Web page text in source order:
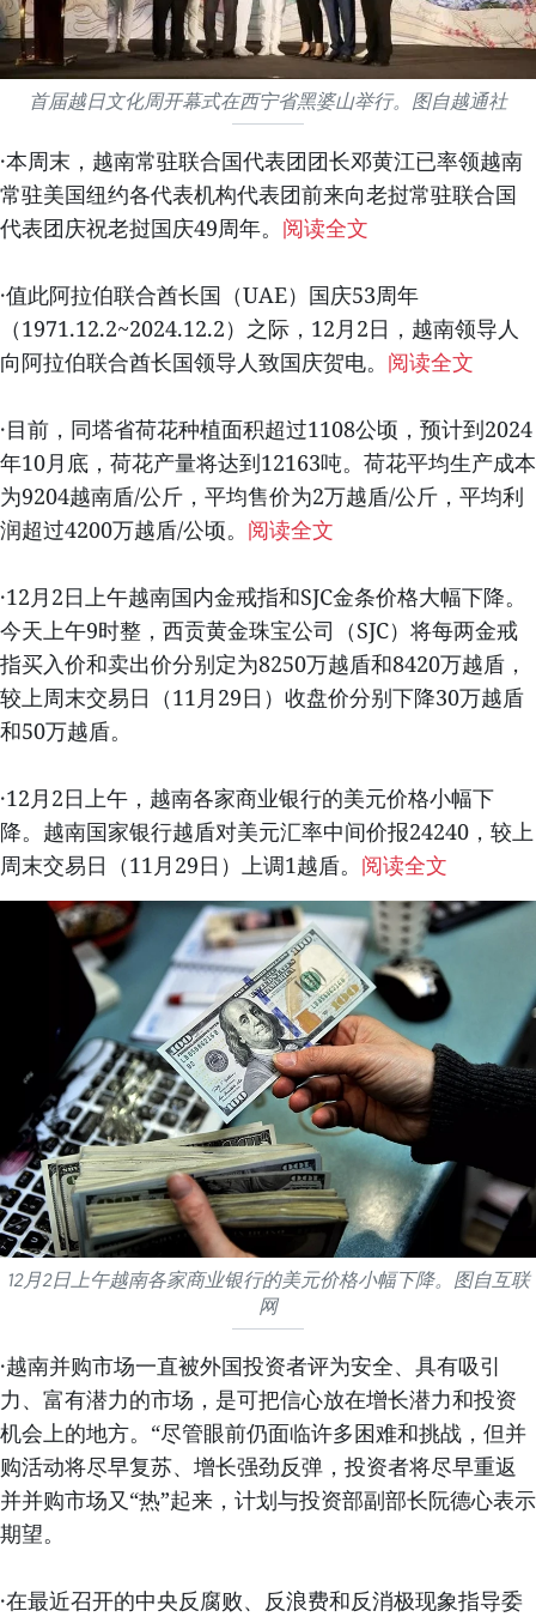
首届越日文化周开幕式在西宁省黑婆山举行。图自越通社
·本周末，越南常驻联合国代表团团长邓黄江已率领越南
常驻美国纽约各代表机构代表团前来向老挝常驻联合国
代表团庆祝老挝国庆49周年。 阅读全文
·值此阿拉伯联合酋长国（UAE）国庆53周年
（1971.12.2~2024.12.2）之际，12月2日，越南领导人
向阿拉伯联合酋长国领导人致国庆贺电。 阅读全文
·目前，同塔省荷花种植面积超过1108公顷，预计到2024
年10月底，荷花产量将达到12163吨。荷花平均生产成本
为9204越南盾/公斤，平均售价为2万越盾/公斤，平均利
润超过4200万越盾/公顷。 阅读全文
·12月2日上午越南国内金戒指和SJC金条价格大幅下降。
今天上午9时整，西贡黄金珠宝公司（SJC）将每两金戒
指买入价和卖出价分别定为8250万越盾和8420万越盾，
较上周末交易日（11月29日）收盘价分别下降30万越盾
和50万越盾。
·12月2日上午，越南各家商业银行的美元价格小幅下
降。越南国家银行越盾对美元汇率中间价报24240，较上
周末交易日（11月29日）上调1越盾。 阅读全文
12月2日上午越南各家商业银行的美元价格小幅下降。图自互联
网
·越南并购市场一直被外国投资者评为安全、具有吸引
力、富有潜力的市场，是可把信心放在增长潜力和投资
机会上的地方。“尽管眼前仍面临许多困难和挑战，但并
购活动将尽早复苏、增长强劲反弹，投资者将尽早重返
并并购市场又“热”起来，计划与投资部副部长阮德心表示
期望。
·在最近召开的中央反腐败、反浪费和反消极现象指导委